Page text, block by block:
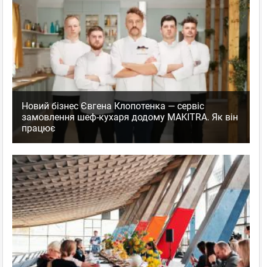
Новий бізнес Євгена Клопотенка — сервіс
замовлення шеф-кухаря додому MAKITRA. Як він
працює